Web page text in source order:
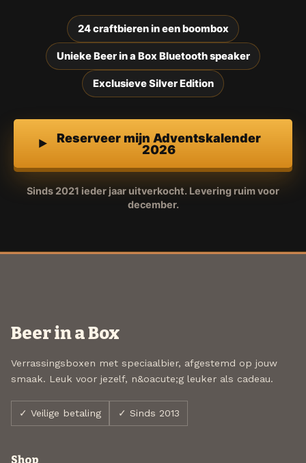
24 craftbieren in een boombox
Unieke Beer in a Box Bluetooth speaker
Exclusieve Silver Edition
Reserveer mijn Adventskalender
2026
Sinds 2021 ieder jaar uitverkocht. Levering ruim voor
december.
Beer in a Box
Verrassingsboxen met speciaalbier, afgestemd op jouw
smaak. Leuk voor jezelf, n&oacute;g leuker als cadeau.
✓ Veilige betaling ✓ Sinds 2013
Shop